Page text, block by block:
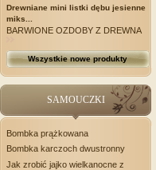
Drewniane mini listki dębu jesienne
miks...
BARWIONE OZDOBY Z DREWNA
Wszystkie nowe produkty
SAMOUCZKI
Bombka prążkowana
Bombka karczoch dwustronny
Jak zrobić jajko wielkanocne z